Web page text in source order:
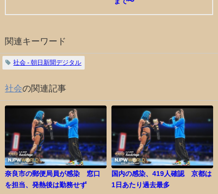
関連キーワード
社会 - 朝日新聞デジタル
社会の関連記事
奈良市の郵便局員が感染 窓口
を担当、発熱後は勤務せず
国内の感染、419人確認 京都は
1日あたり過去最多